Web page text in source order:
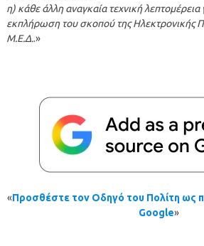
η) κάθε άλλη αναγκαία τεχνική λεπτομέρεια
εκπλήρωση του σκοπού της Ηλεκτρονικής
Μ.Ε.Δ..»
«Προσθέστε τον Οδηγό του Πολίτη ως
Google»